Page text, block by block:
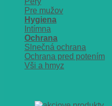
Pre mužov
Hygiena
Intímna
Ochrana
Slnečná ochrana
Ochrana pred potením
Vši a hmyz